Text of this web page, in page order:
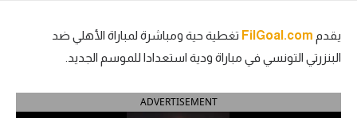
الدوري الإنجليزي الممتاز
الدوري الإسباني
يقدم FilGoal.com تغطية حية ومباشرة لمباراة الأهلي ضد
البنزرتي التونسي في مباراة ودية استعدادا للموسم الجديد.
ADVERTISEMENT